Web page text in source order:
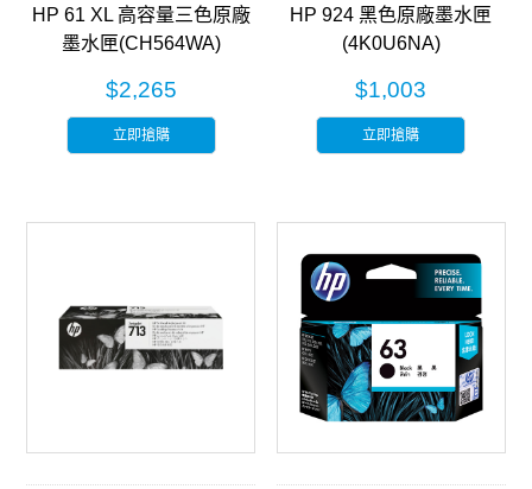
HP 61 XL 高容量三色原廠
墨水匣(CH564WA)
$2,265
立即搶購
HP 924 黑色原廠墨水匣
(4K0U6NA)
$1,003
立即搶購